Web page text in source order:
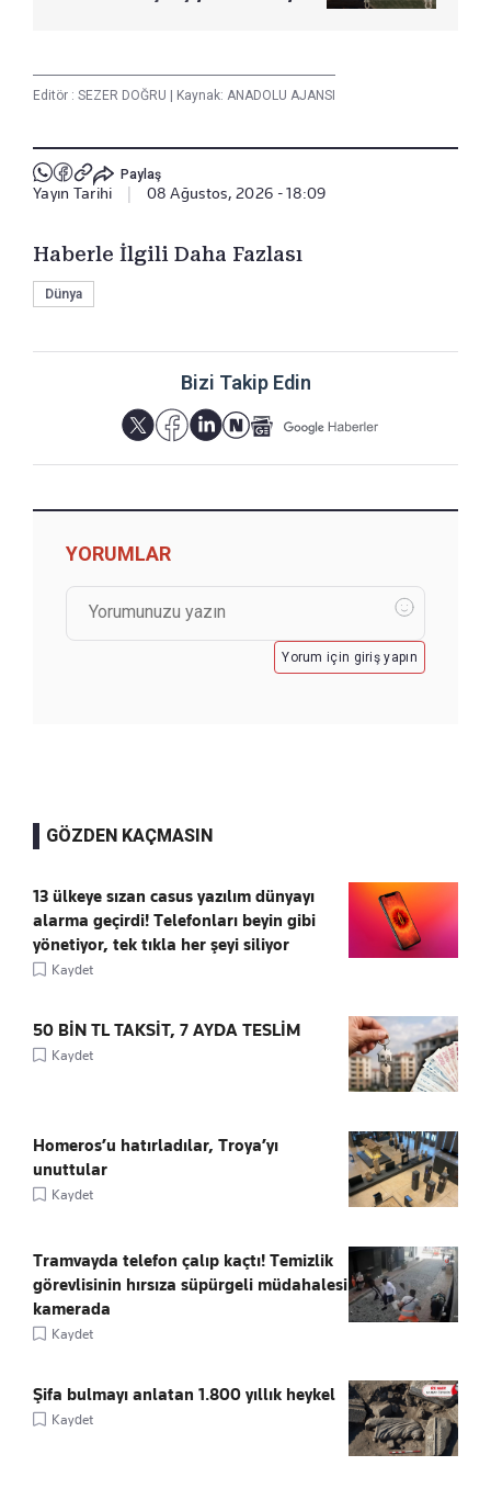
Editör : SEZER DOĞRU Kaynak: ANADOLU AJANSI
Paylaş
Yayın Tarihi 08 Ağustos, 2026 - 18:09
Haberle İlgili Daha Fazlası
Dünya
Bizi Takip Edin
YORUMLAR
Yorum için giriş yapın
GÖZDEN KAÇMASIN
13 ülkeye sızan casus yazılım dünyayı
alarma geçirdi! Telefonları beyin gibi
yönetiyor, tek tıkla her şeyi siliyor
Kaydet
50 BİN TL TAKSİT, 7 AYDA TESLİM
Kaydet
Homeros’u hatırladılar, Troya’yı
unuttular
Kaydet
Tramvayda telefon çalıp kaçtı! Temizlik
görevlisinin hırsıza süpürgeli müdahalesi
kamerada
Kaydet
Şifa bulmayı anlatan 1.800 yıllık heykel
Kaydet